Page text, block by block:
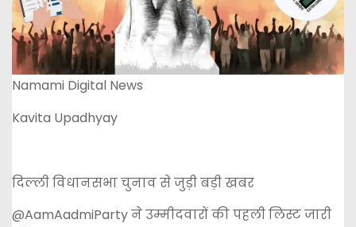
Namami Digital News
Kavita Upadhyay
दिल्ली विधानसभा चुनाव से जुड़ी बड़ी खबर
@AamAadmiParty ने उम्मीदवारों की पहली लिस्ट जारी